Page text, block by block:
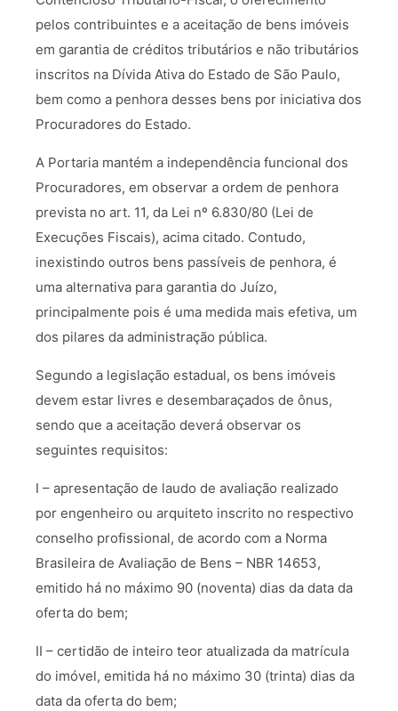
pelos contribuintes e a aceitação de bens imóveis
em garantia de créditos tributários e não tributários
inscritos na Dívida Ativa do Estado de São Paulo,
bem como a penhora desses bens por iniciativa dos
Procuradores do Estado.
A Portaria mantém a independência funcional dos
Procuradores, em observar a ordem de penhora
prevista no art. 11, da Lei nº 6.830/80 (Lei de
Execuções Fiscais), acima citado. Contudo,
inexistindo outros bens passíveis de penhora, é
uma alternativa para garantia do Juízo,
principalmente pois é uma medida mais efetiva, um
dos pilares da administração pública.
Segundo a legislação estadual, os bens imóveis
devem estar livres e desembaraçados de ônus,
sendo que a aceitação deverá observar os
seguintes requisitos:
I – apresentação de laudo de avaliação realizado
por engenheiro ou arquiteto inscrito no respectivo
conselho profissional, de acordo com a Norma
Brasileira de Avaliação de Bens – NBR 14653,
emitido há no máximo 90 (noventa) dias da data da
oferta do bem;
II – certidão de inteiro teor atualizada da matrícula
do imóvel, emitida há no máximo 30 (trinta) dias da
data da oferta do bem;